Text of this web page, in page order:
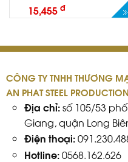
15,455 đ
CÔNG TY TNHH THƯƠNG
AN PHAT STEEL
Địa chỉ:số 105/53
Giang, quận Long
Điện thoại:
Hotline:0568.162.626